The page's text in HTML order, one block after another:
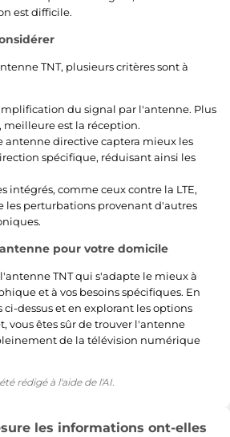
est difficile.
TNT, plusieurs critères sont à
du signal par l'antenne. Plus
meilleure est la réception.
antenne directive captera mieux les
spécifique, réduisant ainsi les
intégrés, comme ceux contre la LTE,
les perturbations provenant d'autres
pour votre domicile
TNT qui s'adapte le mieux à
et à vos besoins spécifiques. En
ci-dessus et en explorant les options
vous êtes sûr de trouver l'antenne
de la télévision numérique
rédigé à l'aide de l'AI.
les informations ont-elles